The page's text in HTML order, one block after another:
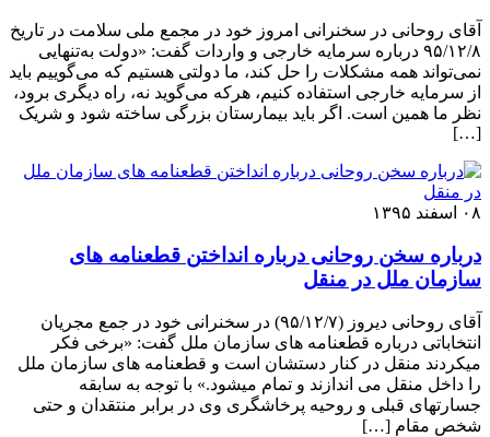
آقای روحانی در سخنرانی امروز خود در مجمع ملی سلامت در تاریخ
۹۵/۱۲/۸ درباره سرمایه خارجی و واردات گفت: «دولت به‌تنهایی
نمی‌تواند همه مشکلات را حل کند، ما دولتی هستیم که می‌گوییم باید
از سرمایه خارجی استفاده کنیم، هرکه می‌گوید نه، راه دیگری برود،
نظر ما همین است. اگر باید بیمارستان بزرگی ساخته شود و شریک
[…]
۰۸ اسفند ۱۳۹۵
درباره سخن روحانی درباره انداختن قطعنامه های
سازمان ملل در منقل
آقای روحانی دیروز (۹۵/۱۲/۷) در سخنرانی خود در جمع مجریان
انتخاباتی درباره قطعنامه های سازمان ملل گفت: «برخی فکر
میکردند منقل در کنار دستشان است و قطعنامه های سازمان ملل
را داخل منقل می اندازند و تمام میشود.» با توجه به سابقه
جسارتهای قبلی و روحیه پرخاشگری وی در برابر منتقدان و حتی
شخص مقام […]